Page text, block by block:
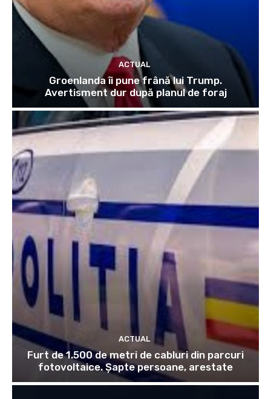
ACTUAL
Groenlanda îi pune frână lui Trump.
Avertisment dur după planul de foraj
ACTUAL
Furt de 1.500 de metri de cabluri din parcuri
fotovoltaice. Șapte persoane, arestate